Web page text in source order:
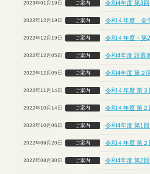
2023年01月19日 ご案内 令和4年度 第3
2022年12月19日 ご案内 令和４年度 全
2022年12月19日 ご案内 令和４年度・
2022年12月05日 ご案内 令和4年度 設置
2022年12月05日 ご案内 令和4年度 第２
2022年11月14日 ご案内 令和４年度 第
2022年10月14日 ご案内 令和４年度 第
2022年10月06日 ご案内 令和4年度 第1
2022年09月20日 ご案内 令和４年度 第
2022年08月30日 ご案内 令和4年度 第2